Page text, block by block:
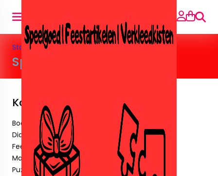
Suche
Startseite» Speelgoed»Speelgoed algemeen
Speelgoed algemeen
Kategorien
Boeken
Diamant paintingen.
Feestartikelen
Maskers & Tattoos & Stickers.
Puzzels